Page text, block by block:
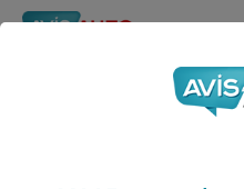
Obtenir un